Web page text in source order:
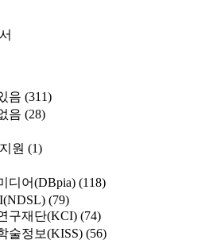
음 (311)
음 (28)
원 (1)
디어(DBpia) (118)
(79)
구재단(KCI) (74)
술정보(KISS) (56)